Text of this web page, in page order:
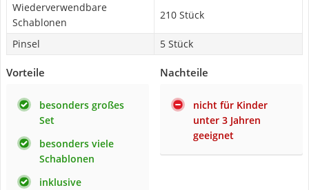
Wiederverwendbare
Schablonen
210 Stück
Pinsel 5 Stück
Vorteile
besonders großes
Set
besonders viele
Schablonen
inklusive
Nachteile
nicht für Kinder
unter 3 Jahren
geeignet